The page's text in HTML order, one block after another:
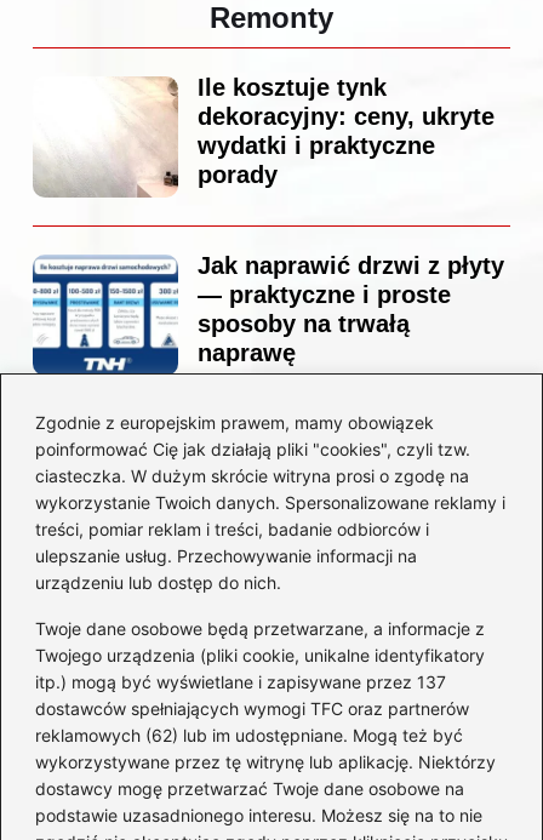
Zgodnie z europejskim prawem, mamy obowiązek
poinformować Cię jak działają pliki "cookies", czyli tzw.
ciasteczka. W dużym skrócie witryna prosi o zgodę na
wykorzystanie Twoich danych. Spersonalizowane reklamy i
treści, pomiar reklam i treści, badanie odbiorców i
ulepszanie usług. Przechowywanie informacji na
urządzeniu lub dostęp do nich.
Twoje dane osobowe będą przetwarzane, a informacje z
Twojego urządzenia (pliki cookie, unikalne identyfikatory
itp.) mogą być wyświetlane i zapisywane przez 137
dostawców spełniających wymogi TFC oraz partnerów
reklamowych (62) lub im udostępniane. Mogą też być
wykorzystywane przez tę witrynę lub aplikację. Niektórzy
dostawcy mogę przetwarzać Twoje dane osobowe na
podstawie uzasadnionego interesu. Możesz się na to nie
Remonty
Ile kosztuje tynk
dekoracyjny: ceny, ukryte
wydatki i praktyczne
porady
Jak naprawić drzwi z płyty
— praktyczne i proste
sposoby na trwałą
naprawę
Ile kosztuje projekt
łazienki u architekta —
ceny, które naprawdę
zaskoczą
Jak zamontować listwę
startową do styropianu
bez błędów: krok po kroku
Jak wyciszyć strop
drewniany: 5